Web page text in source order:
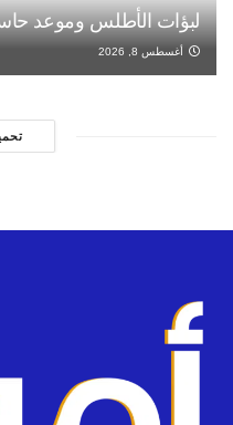
لبؤات الأطلس وموعد
أغسطس 8, 2026